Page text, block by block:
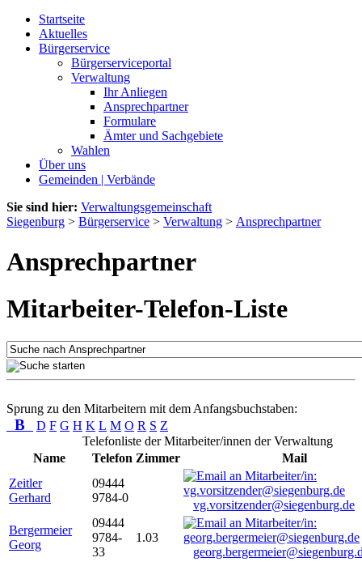
Startseite
Aktuelles
Bürgerservice
Bürgerserviceportal
Verwaltung
Ihr Anliegen
Ansprechpartner
Formulare
Ämter und Sachgebiete
Wahlen
Über uns
Gemeinden | Verbände
Sie sind hier: Verwaltungsgemeinschaft
Siegenburg > Bürgerservice > Verwaltung > Ansprechpartner
Ansprechpartner
Mitarbeiter-Telefon-Liste
Sprung zu den Mitarbeitern mit dem Anfangsbuchstaben:
B D F G H K L M O R S Z
Telefonliste der Mitarbeiter/innen der Verwaltung
Name
Telefon Zimmer
Mail
Zeitler
Gerhard
09444
9784-0
vg.vorsitzender@siegenburg.de
Bergermeier
Georg
09444
9784-
33
1.03